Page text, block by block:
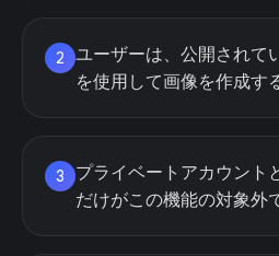
2
ユーザーは、公開されて
を使用して画像を作成す
3
プライベートアカウント
だけがこの機能の対象外